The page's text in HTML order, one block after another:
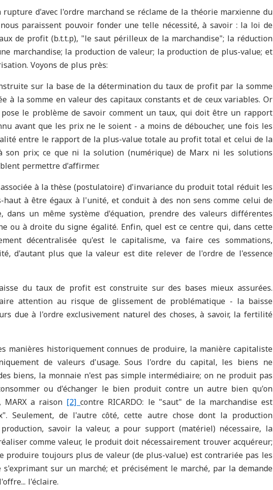
d'avec l'ordre marchand se réclame de la théorie marxienne du
paraissent pouvoir fonder une telle nécessité, à savoir : la loi de
de profit (b.t.t.p), "le saut périlleux de la marchandise"; la réduction
marchandise; la production de valeur; la production de plus-value; et
Voyons de plus près:
sur la base de la détermination du taux de profit par la somme
à la somme en valeur des capitaux constants et de ceux variables. Or
le problème de savoir comment un taux, qui doit être un rapport
avant que les prix ne le soient - a moins de déboucher, une fois les
entre le rapport de la plus-value totale au profit total et celui de la
prix; ce que ni la solution (numérique) de Marx ni les solutions
permettre d'affirmer.
à la thèse (postulatoire) d'invariance du produit total réduit les
à être égaux à l'unité, et conduit à des non sens comme celui de
dans un même système d'équation, prendre des valeurs différentes
ou à droite du signe égalité. Enfin, quel est ce centre qui, dans cette
décentralisée qu'est le capitalisme, va faire ces sommations,
d'autant plus que la valeur est dite relever de l'ordre de l'essence
du taux de profit est construite sur des bases mieux assurées.
attention au risque de glissement de problématique - la baisse
due à l'ordre exclusivement naturel des choses, à savoir, la fertilité
manières historiquement connues de produire, la manière capitaliste
de valeurs d'usage. Sous l'ordre du capital, les biens ne
biens, la monnaie n'est pas simple intermédiaire; on ne produit pas
ou d'échanger le bien produit contre un autre bien qu'on
MARX a raison [2]contre RICARDO: le "saut" de la marchandise est
Seulement, de l'autre côté, cette autre chose dont la production
savoir la valeur, a pour support (matériel) nécessaire, la
comme valeur, le produit doit nécessairement trouver acquéreur;
produire toujours plus de valeur (de plus-value) est contrariée pas les
s'exprimant sur un marché; et précisément le marché, par la demande
l'éclaire.